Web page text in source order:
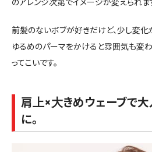
のアレンジ次第でイメージが変えられま
前髪のないボブが好きだけど、少し変
ゆるめのパーマをかけると雰囲気も変わ
ってこいです。
肩上×大きめウェーブで
に。